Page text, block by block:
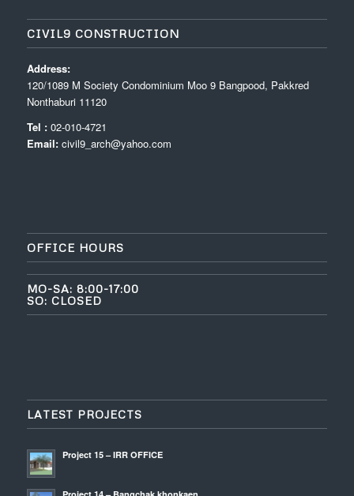
CIVIL9 CONSTRUCTION
Address:
120/1089 M Society Condominium Moo 9 Bangpood, Pakkred
Nonthaburi 11120
Tel :02-010-4721
Email: civil9_arch@yahoo.com
OFFICE HOURS
MO-SA: 8:00-17:00
SO: CLOSED
LATEST PROJECTS
Project 15 – IRR OFFICE